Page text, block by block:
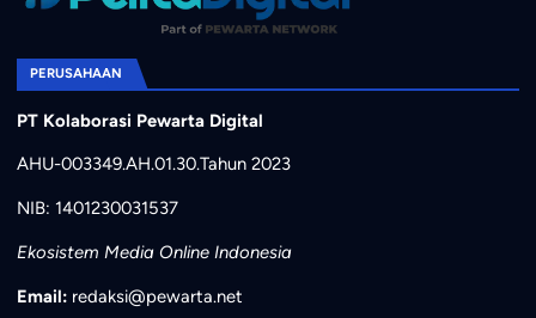
PERUSAHAAN
PT Kolaborasi Pewarta Digital
AHU-003349.AH.01.30.Tahun 2023
NIB: 1401230031537
Ekosistem Media Online Indonesia
Email: redaksi@pewarta.net